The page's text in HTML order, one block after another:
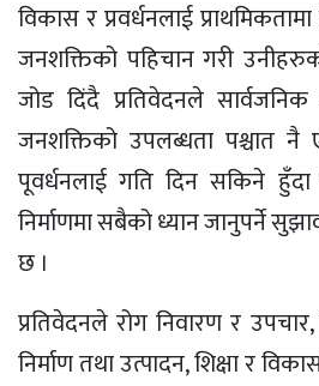
विकास र प्रवर्धनलाई प्राथमिकतामा
जनशक्तिको पहिचान गरी
जोड दिंदै प्रतिवेदनले सार्वजनिक
जनशक्तिको उपलब्धता पश्चात
पूवर्धनलाई गति दिन सकिने हुँदा
निर्माणमा सबैको ध्यान जानुपर्ने
छ ।
प्रतिवेदनले रोग निवारण र
निर्माण तथा उत्पादन, शिक्षा र